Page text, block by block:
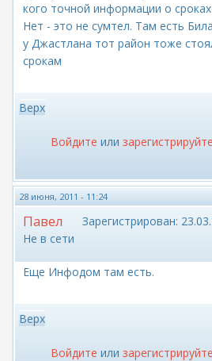
кого точной информации о
Нет - это не сумтел. Там есть
у Джастлана тот район тоже
срокам
Верх
Войдите или
28 июня, 2011 - 11:24
Павел
Не в сети
Зарегистрирован:
Еще Инфодом там есть.
Верх
Войдите или